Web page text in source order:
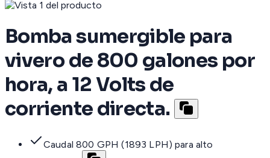
Bomba sumergible para
vivero de 800 galones por
hora, a 12 Volts de
corriente directa.
Caudal 800 GPH (1893 LPH) para alto